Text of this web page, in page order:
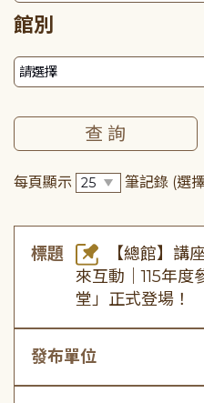
館別
每頁顯示 筆記錄 (選
標題
【總館】講
來互動｜115年
堂」正式登場！
發布單位